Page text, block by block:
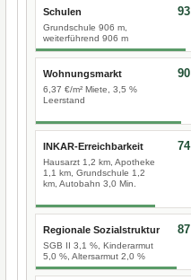
Schulen
Grundschule 906 m,
weiterführend 906 m
93
Wohnungsmarkt
6,37 €/m² Miete, 3,5 %
Leerstand
90
INKAR-Erreichbarkeit
Hausarzt 1,2 km, Apotheke
1,1 km, Grundschule 1,2
km, Autobahn 3,0 Min.
74
Regionale Sozialstruktur
SGB II 3,1 %, Kinderarmut
5,0 %, Altersarmut 2,0 %
87